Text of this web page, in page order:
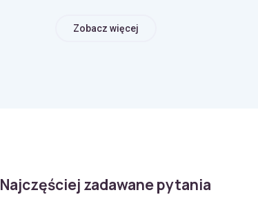
Zobacz więcej
Najczęściej zadawane pytania